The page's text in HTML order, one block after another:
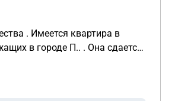
. Имеется квартира в
в городе П.. . Она сдается
совместно и в ней
у мирового судьи. И выбрать